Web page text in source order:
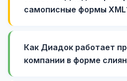
самописные формы
Как Диадок работает
компании в форме